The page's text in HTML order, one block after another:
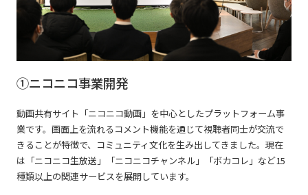
①ニコニコ事業開発
動画共有サイト「ニコニコ動画」を中心としたプラットフォーム事
業です。画面上を流れるコメント機能を通じて視聴者同士が交流で
きることが特徴で、コミュニティ文化を生み出してきました。現在
は「ニコニコ生放送」「ニコニコチャンネル」「ボカコレ」など15
種類以上の関連サービスを展開しています。